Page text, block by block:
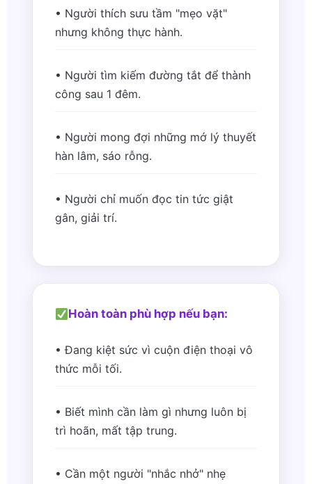
• Người thích sưu tầm "mẹo vặt"
nhưng không thực hành.
• Người tìm kiếm đường tắt để thành
công sau 1 đêm.
• Người mong đợi những mớ lý thuyết
hàn lâm, sáo rỗng.
• Người chỉ muốn đọc tin tức giật
gân, giải trí.
Hoàn toàn phù hợp nếu bạn:
• Đang kiệt sức vì cuộn điện thoại vô
thức mỗi tối.
• Biết mình cần làm gì nhưng luôn bị
trì hoãn, mất tập trung.
• Cần một người "nhắc nhở" nhẹ